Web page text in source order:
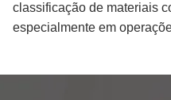
classificação de materiais
especialmente em